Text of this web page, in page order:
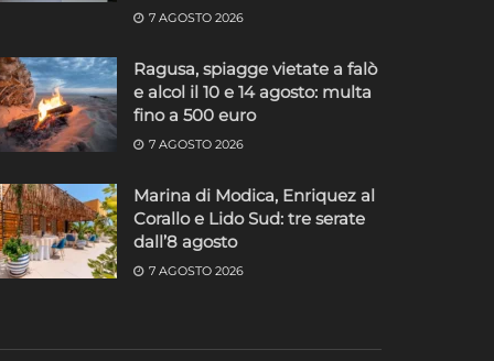
7 AGOSTO 2026
Ragusa, spiagge vietate a falò
e alcol il 10 e 14 agosto: multa
fino a 500 euro
7 AGOSTO 2026
Marina di Modica, Enriquez al
Corallo e Lido Sud: tre serate
dall’8 agosto
7 AGOSTO 2026